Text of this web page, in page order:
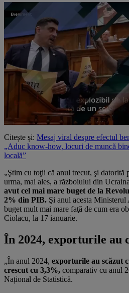
Citește și: Mesaj viral despre efectul
„Aduc know-how, locuri de muncă
locală”
„Ştim cu toţii că anul trecut, şi datorită
urma, mai ales, a războiului din
avut cel mai mare buget de la
2% din PIB. Şi anul acesta
buget mult mai mare faţă de cum era
Ciolacu, la 17 ianuarie.
În 2024, exporturile au
„În anul 2024, exporturile au scăzut
crescut cu 3,3%, comparativ cu anul
Național de Statistică.